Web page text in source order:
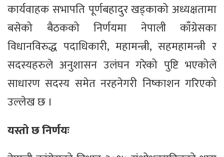
कार्यवाहक सभापति पूर्णबहादुर खड्काको अध्यक्षतामा
बसेको बैठकको निर्णयमा नेपाली काँग्रेसका
विधानविरुद्ध पदाधिकारी, महामन्त्री, सहमहामन्त्री र
सदस्यहरुले अनुशासन उलंघन गरेको पुष्टि भएकोले
साधारण सदस्य समेत नरहनेगरी निष्काशन गरिएको
उल्लेख छ ।
यस्तो छ निर्णयः